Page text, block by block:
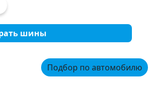
шины
Подбор по автомобилю